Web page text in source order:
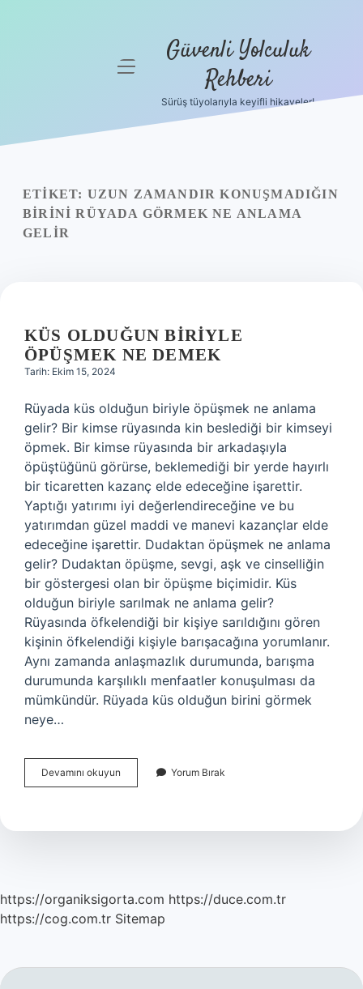
Yasal Uyarı
menüyü Güvenli Yolculuk
Rehberi
Sürüş tüyolarıyla keyifli hikayeler!
ETIKET: UZUN ZAMANDIR KONUŞMADIĞIN
BIRINI RÜYADA GÖRMEK NE ANLAMA
GELIR
KÜS OLDUĞUN BIRIYLE
ÖPÜŞMEK NE DEMEK
Tarih: Ekim 15, 2024
Rüyada küs olduğun biriyle öpüşmek ne anlama
gelir? Bir kimse rüyasında kin beslediği bir kimseyi
öpmek. Bir kimse rüyasında bir arkadaşıyla
öpüştüğünü görürse, beklemediği bir yerde hayırlı
bir ticaretten kazanç elde edeceğine işarettir.
Yaptığı yatırımı iyi değerlendireceğine ve bu
yatırımdan güzel maddi ve manevi kazançlar elde
edeceğine işarettir. Dudaktan öpüşmek ne anlama
gelir? Dudaktan öpüşme, sevgi, aşk ve cinselliğin
bir göstergesi olan bir öpüşme biçimidir. Küs
olduğun biriyle sarılmak ne anlama gelir?
Rüyasında öfkelendiği bir kişiye sarıldığını gören
kişinin öfkelendiği kişiyle barışacağına yorumlanır.
Aynı zamanda anlaşmazlık durumunda, barışma
durumunda karşılıklı menfaatler konuşulması da
mümkündür. Rüyada küs olduğun birini görmek
neye…
Devamını okuyun
Olduğun
Ne
Yorum Bırak
https://organiksigorta.com https://duce.com.tr
https://cog.com.tr Sitemap